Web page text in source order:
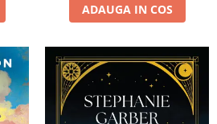
ADAUGA IN COS